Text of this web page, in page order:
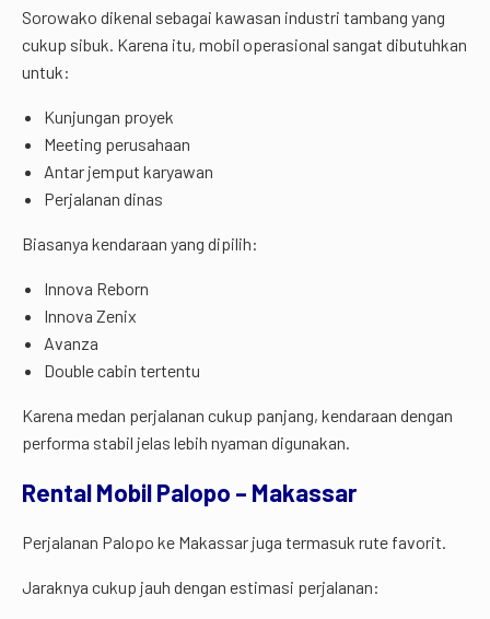
Sorowako dikenal sebagai kawasan industri tambang yang
cukup sibuk. Karena itu, mobil operasional sangat dibutuhkan
untuk:
Kunjungan proyek
Meeting perusahaan
Antar jemput karyawan
Perjalanan dinas
Biasanya kendaraan yang dipilih:
Innova Reborn
Innova Zenix
Avanza
Double cabin tertentu
Karena medan perjalanan cukup panjang, kendaraan dengan
performa stabil jelas lebih nyaman digunakan.
Rental Mobil Palopo – Makassar
Perjalanan Palopo ke Makassar juga termasuk rute favorit.
Jaraknya cukup jauh dengan estimasi perjalanan: